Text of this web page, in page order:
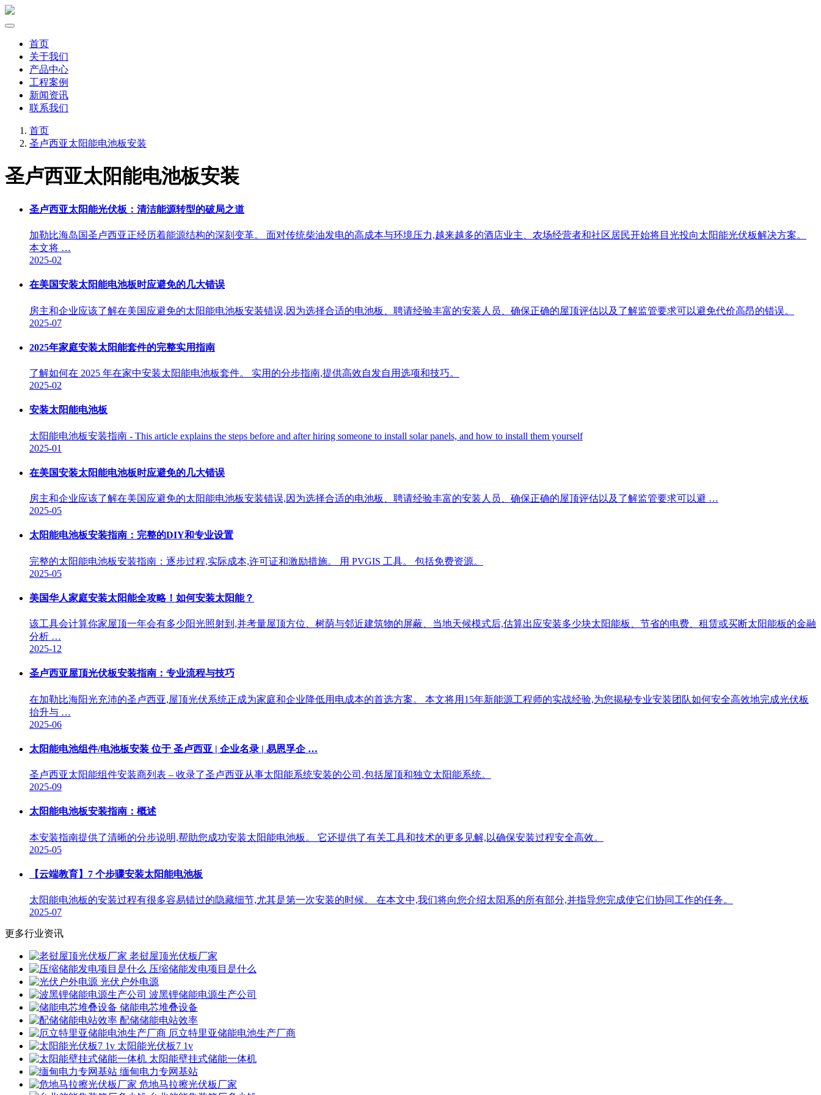
首页
关于我们
产品中心
工程案例
新闻资讯
联系我们
首页
圣卢西亚太阳能电池板安装
圣卢西亚太阳能电池板安装
圣卢西亚太阳能光伏板：清洁能源转型的破局之道
加勒比海岛国圣卢西亚正经历着能源结构的深刻变革。 面对传统柴油发电的高成本与环境压力,越来越多的酒店业主、农场经营者和社区居民开始将目光投向太阳能光伏板解决方案。
本文将 …
2025-02
在美国安装太阳能电池板时应避免的几大错误
房主和企业应该了解在美国应避免的太阳能电池板安装错误,因为选择合适的电池板、聘请经验丰富的安装人员、确保正确的屋顶评估以及了解监管要求可以避免代价高昂的错误。
2025-07
2025年家庭安装太阳能套件的完整实用指南
了解如何在 2025 年在家中安装太阳能电池板套件。 实用的分步指南,提供高效自发自用选项和技巧。
2025-02
安装太阳能电池板
太阳能电池板安装指南 - This article explains the steps before and after hiring someone to install solar panels, and how to install them yourself
2025-01
在美国安装太阳能电池板时应避免的几大错误
房主和企业应该了解在美国应避免的太阳能电池板安装错误,因为选择合适的电池板、聘请经验丰富的安装人员、确保正确的屋顶评估以及了解监管要求可以避 …
2025-05
太阳能电池板安装指南：完整的DIY和专业设置
完整的太阳能电池板安装指南：逐步过程,实际成本,许可证和激励措施。 用 PVGIS 工具。 包括免费资源。
2025-05
美国华人家庭安装太阳能全攻略！如何安装太阳能？
该工具会计算你家屋顶一年会有多少阳光照射到,并考量屋顶方位、树荫与邻近建筑物的屏蔽、当地天候模式后,估算出应安装多少块太阳能板、节省的电费、租赁或买断太阳能板的金融
分析 …
2025-12
圣卢西亚屋顶光伏板安装指南：专业流程与技巧
在加勒比海阳光充沛的圣卢西亚,屋顶光伏系统正成为家庭和企业降低用电成本的首选方案。 本文将用15年新能源工程师的实战经验,为您揭秘专业安装团队如何安全高效地完成光伏板
抬升与 …
2025-06
太阳能电池组件/电池板安装 位于 圣卢西亚 | 企业名录 | 易恩孚企 …
圣卢西亚太阳能组件安装商列表 – 收录了圣卢西亚从事太阳能系统安装的公司,包括屋顶和独立太阳能系统。
2025-09
太阳能电池板安装指南：概述
本安装指南提供了清晰的分步说明,帮助您成功安装太阳能电池板。 它还提供了有关工具和技术的更多见解,以确保安装过程安全高效。
2025-05
【云端教育】7 个步骤安装太阳能电池板
太阳能电池板的安装过程有很多容易错过的隐藏细节,尤其是第一次安装的时候。 在本文中,我们将向您介绍太阳系的所有部分,并指导您完成使它们协同工作的任务。
2025-07
更多行业资讯
老挝屋顶光伏板厂家
压缩储能发电项目是什么
光伏户外电源
波黑锂储能电源生产公司
储能电芯堆叠设备
配储储能电站效率
厄立特里亚储能电池生产厂商
太阳能光伏板7 1v
太阳能壁挂式储能一体机
缅甸电力专网基站
危地马拉擦光伏板厂家